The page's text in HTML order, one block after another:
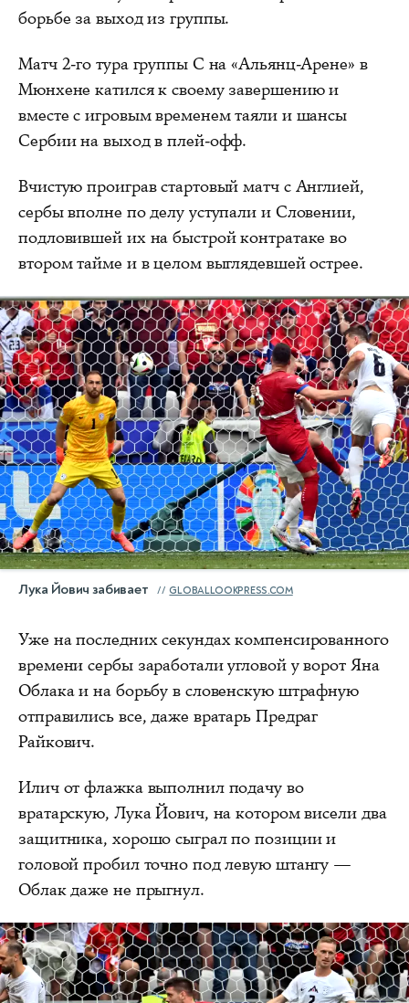
борьбе за выход из группы.
Матч 2-го тура группы С на «Альянц-Арене» в
Мюнхене катился к своему завершению и
вместе с игровым временем таяли и шансы
Сербии на выход в плей-офф.
Вчистую проиграв стартовый матч с Англией,
сербы вполне по делу уступали и Словении,
подловившей их на быстрой контратаке во
втором тайме и в целом выглядевшей острее.
Лука Йович забивает GLOBALLOOKPRESS.COM
Уже на последних секундах компенсированного
времени сербы заработали угловой у ворот Яна
Облака и на борьбу в словенскую штрафную
отправились все, даже вратарь Предраг
Райкович.
Илич от флажка выполнил подачу во
вратарскую, Лука Йович, на котором висели два
защитника, хорошо сыграл по позиции и
головой пробил точно под левую штангу —
Облак даже не прыгнул.